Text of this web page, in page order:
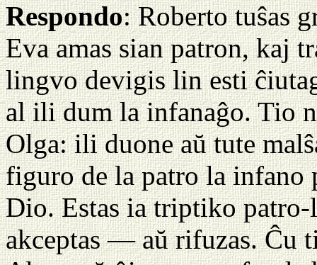
Respondo: Roberto tuŝas
Eva amas sian patron, kaj
lingvo devigis lin esti
al ili dum la infanaĝo. Tio
Olga: ili duone aŭ tute
figuro de la patro la infano
Dio. Estas ia triptiko
akceptas — aŭ rifuzas. Ĉu